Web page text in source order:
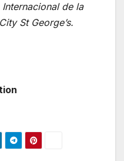
de la
St George’s.